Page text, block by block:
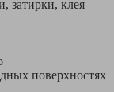
затирки, клея
поверхностях